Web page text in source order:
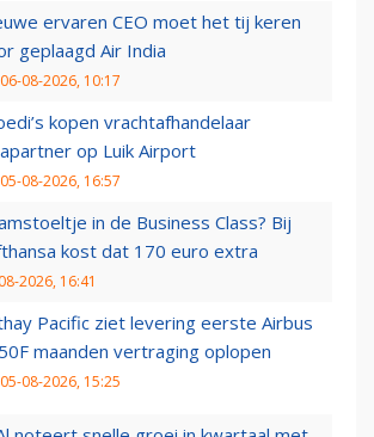
ervaren CEO moet het tij keren
geplaagd Air India
06-08-2026, 10:17
kopen vrachtafhandelaar
op Luik Airport
05-08-2026, 16:57
in de Business Class? Bij
kost dat 170 euro extra
2026, 16:41
Pacific ziet levering eerste Airbus
maanden vertraging oplopen
05-08-2026, 15:25